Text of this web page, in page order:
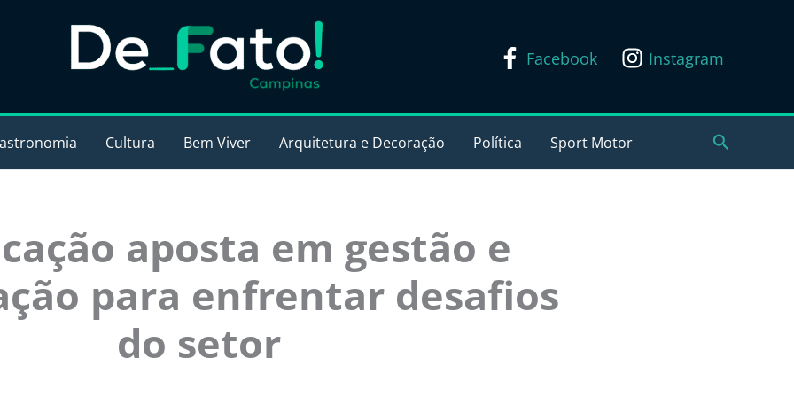
Facebook Instagram
Cultura Bem Viver Arquitetura e Decoração Política Sport Motor Pesquisar
aposta em gestão e
para enfrentar desafios
do setor